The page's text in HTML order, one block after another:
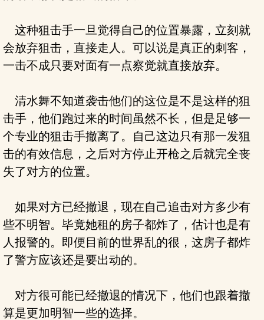
这种狙击手一旦觉得自己的位置暴露，立刻就
会放弃狙击，直接走人。可以说是真正的刺客，
一击不成只要对面有一点察觉就直接放弃。
清水舞不知道袭击他们的这位是不是这样的狙
击手，他们跑过来的时间虽然不长，但是足够一
个专业的狙击手撤离了。自己这边只有那一发狙
击的有效信息，之后对方停止开枪之后就完全丧
失了对方的位置。
如果对方已经撤退，现在自己追击对方多少有
些不明智。毕竟她租的房子都炸了，估计也是有
人报警的。即便目前的世界乱的很，这房子都炸
了警方应该还是要出动的。
对方很可能已经撤退的情况下，他们也跟着撤
算是更加明智一些的选择。